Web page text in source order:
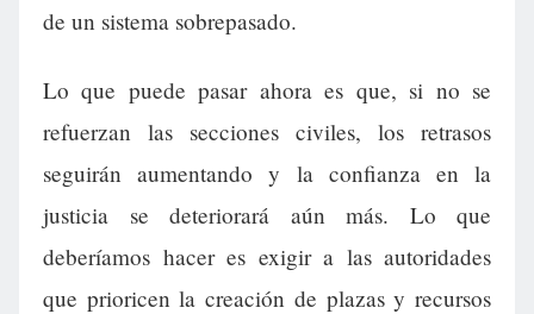
de un sistema sobrepasado.
Lo que puede pasar ahora es que, si no se
refuerzan las secciones civiles, los retrasos
seguirán aumentando y la confianza en la
justicia se deteriorará aún más. Lo que
deberíamos hacer es exigir a las autoridades
que prioricen la creación de plazas y recursos